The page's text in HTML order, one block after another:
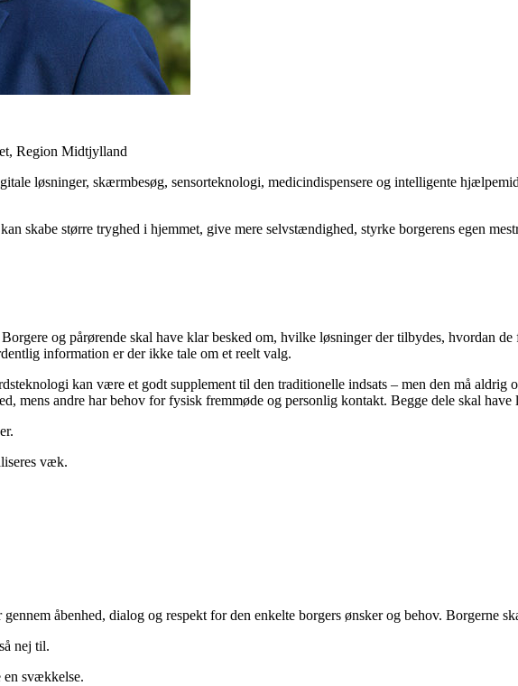
Region Midtjylland
løsninger, skærmbesøg, sensorteknologi, medicindispensere og intelligente
skabe større tryghed i hjemmet, give mere selvstændighed, styrke borgerens egen
og pårørende skal have klar besked om, hvilke løsninger der tilbydes, hvordan
information er der ikke tale om et reelt valg.
kan være et godt supplement til den traditionelle indsats – men den må aldrig
mens andre har behov for fysisk fremmøde og personlig kontakt. Begge dele skal
væk.
åbenhed, dialog og respekt for den enkelte borgers ønsker og behov. Borgerne
nej til.
svækkelse.